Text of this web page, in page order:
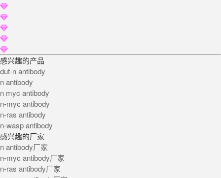
感兴趣的产品
dut-n antibody
n antibody
n myc antibody
n-myc antibody
n-ras antibody
n-wasp antibody
感兴趣的厂家
n antibody厂家
n-myc antibody厂家
n-ras antibody厂家